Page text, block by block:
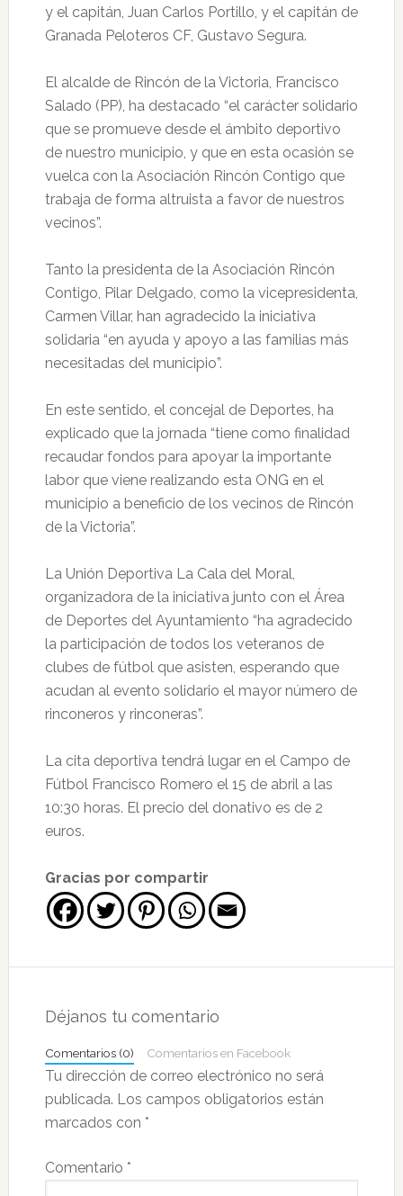
y el capitán, Juan Carlos Portillo, y el capitán de
Granada Peloteros CF, Gustavo Segura.
El alcalde de Rincón de la Victoria, Francisco
Salado (PP), ha destacado “el carácter solidario
que se promueve desde el ámbito deportivo
de nuestro municipio, y que en esta ocasión se
vuelca con la Asociación Rincón Contigo que
trabaja de forma altruista a favor de nuestros
vecinos”.
Tanto la presidenta de la Asociación Rincón
Contigo, Pilar Delgado, como la vicepresidenta,
Carmen Villar, han agradecido la iniciativa
solidaria “en ayuda y apoyo a las familias más
necesitadas del municipio”.
En este sentido, el concejal de Deportes, ha
explicado que la jornada “tiene como finalidad
recaudar fondos para apoyar la importante
labor que viene realizando esta ONG en el
municipio a beneficio de los vecinos de Rincón
de la Victoria”.
La Unión Deportiva La Cala del Moral,
organizadora de la iniciativa junto con el Área
de Deportes del Ayuntamiento “ha agradecido
la participación de todos los veteranos de
clubes de fútbol que asisten, esperando que
acudan al evento solidario el mayor número de
rinconeros y rinconeras”.
La cita deportiva tendrá lugar en el Campo de
Fútbol Francisco Romero el 15 de abril a las
10:30 horas. El precio del donativo es de 2
euros.
Gracias por compartir
con
lectores
Déjanos tu comentario
Comentarios (0) Comentarios en Facebook
Tu dirección de correo electrónico no será
publicada. Los campos obligatorios están
marcados con *
Comentario *